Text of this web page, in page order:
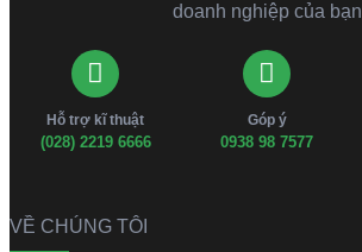
doanh nghiệp của bạn
Hỗ trợ kĩ thuật
(028) 2219 6666
Góp ý
0938 98 7577
VỀ CHÚNG TÔI